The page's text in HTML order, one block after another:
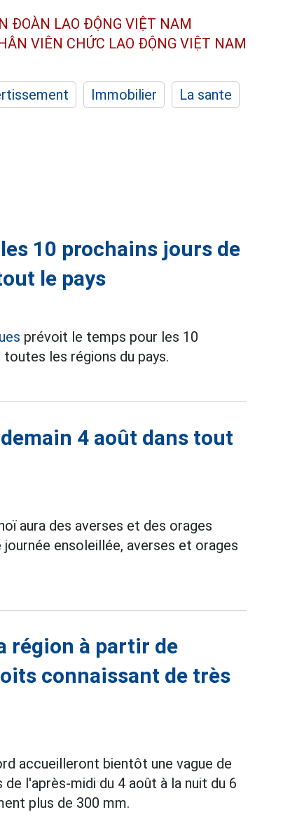
ĐOÀN LAO ĐỘNG VIỆT NAM
VIÊN CHỨC LAO ĐỘNG VIỆT NAM
Immobilier
La sante
10 prochains jours de
le pays
prévoit le temps pour les 10
les régions du pays.
4 août dans tout
aura des averses et des orages
ensoleillée, averses et orages
région à partir de
connaissant de très
accueilleront bientôt une vague de
l'après-midi du 4 août à la nuit du 6
plus de 300 mm.